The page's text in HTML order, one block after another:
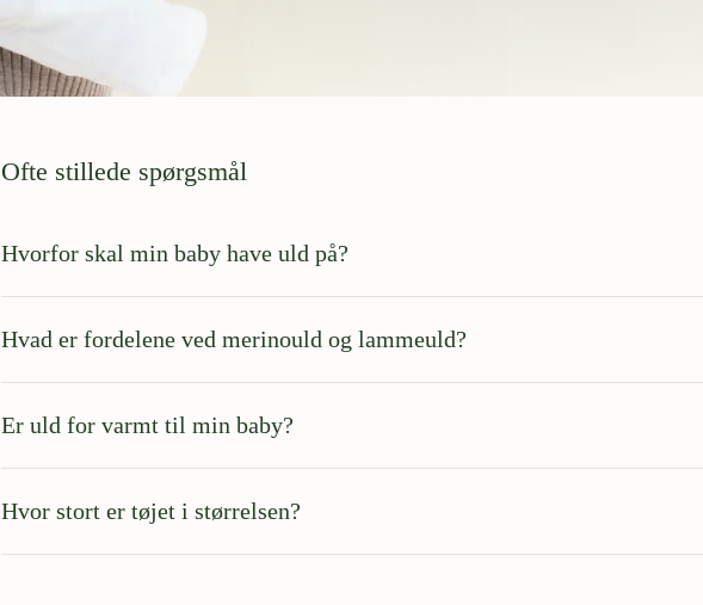
Ofte stillede spørgsmål
Hvorfor skal min baby have uld på?
Hvad er fordelene ved merinould og lammeuld?
Er uld for varmt til min baby?
Hvor stort er tøjet i størrelsen?